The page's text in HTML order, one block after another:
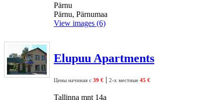
Pärnu
Pärnu, Pärnumaa
View images (6)
Elupuu Apartments
Цены начиная с 39 € | 2-х местные 45 €
Tallinna mnt 14a